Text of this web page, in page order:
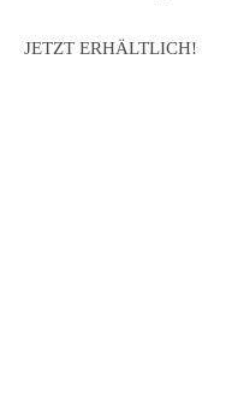
JETZT ERHÄLTLICH!